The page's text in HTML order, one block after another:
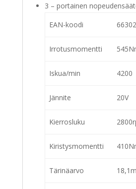
3 – portainen
EAN-koodi
Irrotusmomentti
Iskua/min 4200
Jännite 20V
Kierrosluku
Kiristysmomentti
Tärinäarvo